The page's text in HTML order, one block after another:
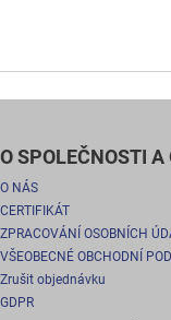
O SPOLEČNOSTI
O NÁS
CERTIFIKÁT
ZPRACOVÁNÍ OSOBNÍCH
VŠEOBECNÉ OBCHODNÍ
Zrušit objednávku
GDPR